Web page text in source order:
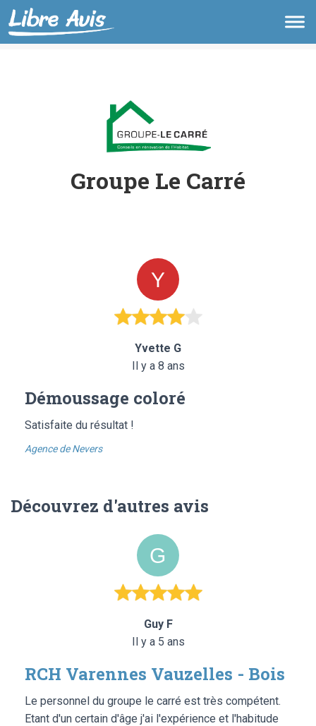
Groupe Le Carré
Yvette G
Il y a 8 ans
Démoussage coloré
Satisfaite du résultat !
Agence de Nevers
Découvrez d'autres avis
Guy F
Il y a 5 ans
RCH Varennes Vauzelles - Bois
Le personnel du groupe le carré est très compétent.
Etant d'un certain d'âge j'ai l'expérience et l'habitude